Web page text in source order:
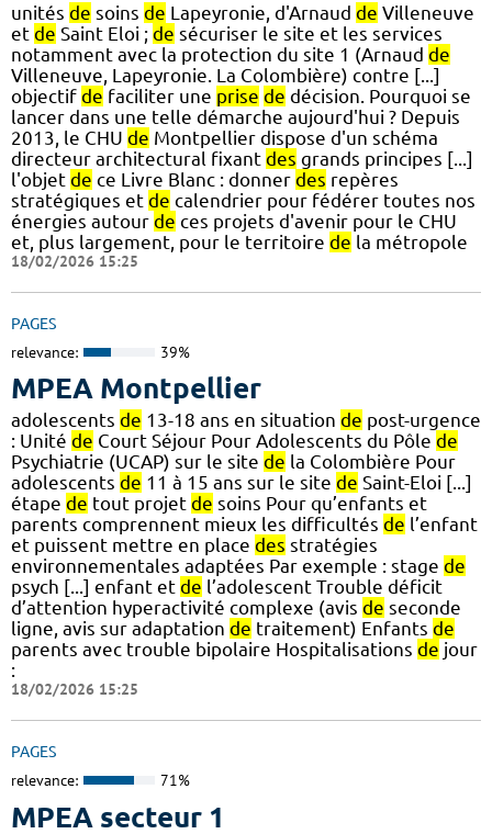
unités de soins de Lapeyronie, d'Arnaud de Villeneuve
et de Saint Eloi ; de sécuriser le site et les services
notamment avec la protection du site 1 (Arnaud de
Villeneuve, Lapeyronie. La Colombière) contre [...]
objectif de faciliter une prise de décision. Pourquoi se
lancer dans une telle démarche aujourd'hui ? Depuis
2013, le CHU de Montpellier dispose d'un schéma
directeur architectural fixant des grands principes [...]
l'objet de ce Livre Blanc : donner des repères
stratégiques et de calendrier pour fédérer toutes nos
énergies autour de ces projets d'avenir pour le CHU
et, plus largement, pour le territoire de la métropole
18/02/2026 15:25
PAGES
relevance: 39%
MPEA Montpellier
adolescents de 13-18 ans en situation de post-urgence
: Unité de Court Séjour Pour Adolescents du Pôle de
Psychiatrie (UCAP) sur le site de la Colombière Pour
adolescents de 11 à 15 ans sur le site de Saint-Eloi [...]
étape de tout projet de soins Pour qu’enfants et
parents comprennent mieux les difficultés de l’enfant
et puissent mettre en place des stratégies
environnementales adaptées Par exemple : stage de
psych [...] enfant et de l’adolescent Trouble déficit
d’attention hyperactivité complexe (avis de seconde
ligne, avis sur adaptation de traitement) Enfants de
parents avec trouble bipolaire Hospitalisations de jour
:
18/02/2026 15:25
PAGES
relevance: 71%
MPEA secteur 1